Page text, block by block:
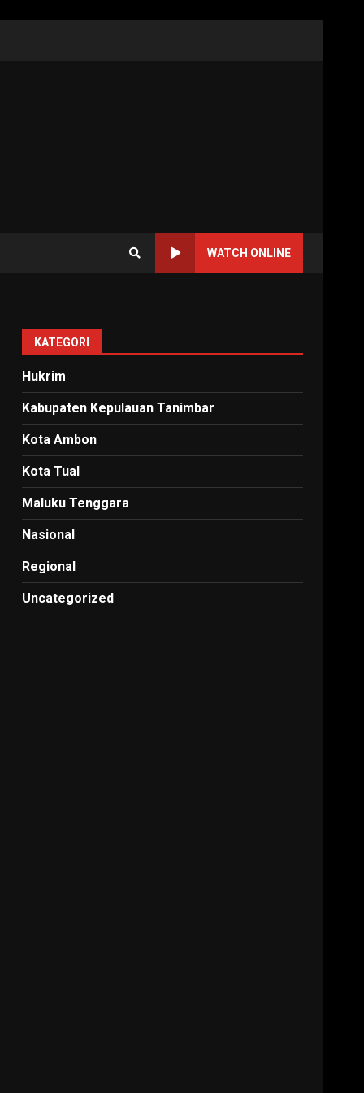
WATCH ONLINE
KATEGORI
Hukrim
Kabupaten Kepulauan Tanimbar
Kota Ambon
Kota Tual
Maluku Tenggara
Nasional
Regional
Uncategorized